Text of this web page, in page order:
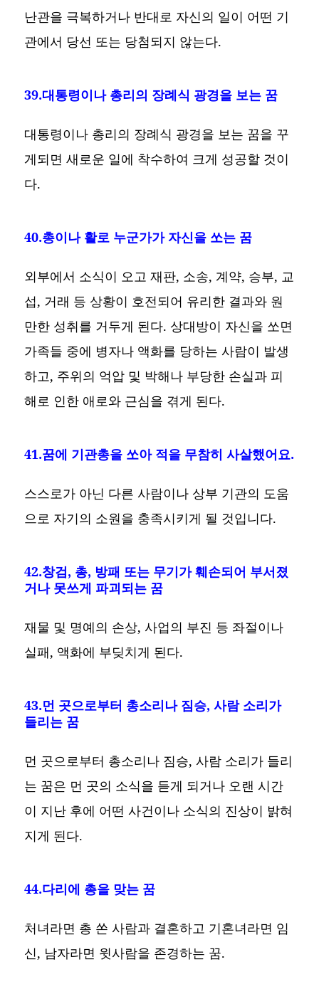
난관을 극복하거나 반대로 자신의 일이 어떤 기
관에서 당선 또는 당첨되지 않는다.
39.대통령이나 총리의 장례식 광경을 보는 꿈
대통령이나 총리의 장례식 광경을 보는 꿈을 꾸
게되면 새로운 일에 착수하여 크게 성공할 것이
다.
40.총이나 활로 누군가가 자신을 쏘는 꿈
외부에서 소식이 오고 재판, 소송, 계약, 승부, 교
섭, 거래 등 상황이 호전되어 유리한 결과와 원
만한 성취를 거두게 된다. 상대방이 자신을 쏘면
가족들 중에 병자나 액화를 당하는 사람이 발생
하고, 주위의 억압 및 박해나 부당한 손실과 피
해로 인한 애로와 근심을 겪게 된다.
41.꿈에 기관총을 쏘아 적을 무참히 사살했어요.
스스로가 아닌 다른 사람이나 상부 기관의 도움
으로 자기의 소원을 충족시키게 될 것입니다.
42.창검, 총, 방패 또는 무기가 훼손되어 부서졌
거나 못쓰게 파괴되는 꿈
재물 및 명예의 손상, 사업의 부진 등 좌절이나
실패, 액화에 부딪치게 된다.
43.먼 곳으로부터 총소리나 짐승, 사람 소리가
들리는 꿈
먼 곳으로부터 총소리나 짐승, 사람 소리가 들리
는 꿈은 먼 곳의 소식을 듣게 되거나 오랜 시간
이 지난 후에 어떤 사건이나 소식의 진상이 밝혀
지게 된다.
44.다리에 총을 맞는 꿈
처녀라면 총 쏜 사람과 결혼하고 기혼녀라면 임
신, 남자라면 윗사람을 존경하는 꿈.